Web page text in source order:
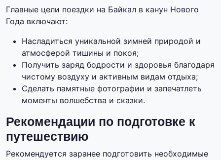
Главные цели поездки на Байкал в канун Нового
Года включают:
Насладиться уникальной зимней природой и
атмосферой тишины и покоя;
Получить заряд бодрости и здоровья благодаря
чистому воздуху и активным видам отдыха;
Сделать памятные фотографии и запечатлеть
моменты волшебства и сказки.
Рекомендации по подготовке к
путешествию
Рекомендуется заранее подготовить необходимые